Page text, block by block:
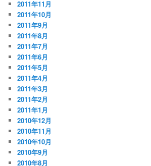
2011年11月
2011年10月
2011年9月
2011年8月
2011年7月
2011年6月
2011年5月
2011年4月
2011年3月
2011年2月
2011年1月
2010年12月
2010年11月
2010年10月
2010年9月
2010年8月